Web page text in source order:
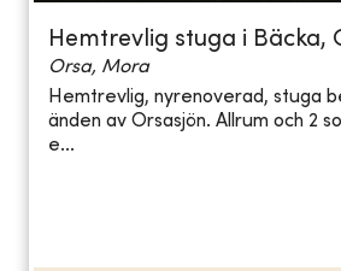
Hemtrevlig stuga i Bäcka,
Orsa, Mora
Hemtrevlig, nyrenoverad, stuga
änden av Orsasjön. Allrum och 2
e...